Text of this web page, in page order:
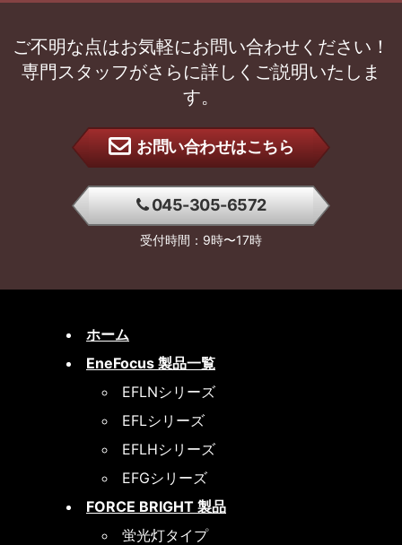
ご不明な点はお気軽にお問い合わせください！
専門スタッフがさらに詳しくご説明いたしま
す。
お問い合わせはこちら
045-305-6572
受付時間：9時〜17時
ホーム
EneFocus 製品一覧
EFLNシリーズ
EFLシリーズ
EFLHシリーズ
EFGシリーズ
FORCE BRIGHT 製品
蛍光灯タイプ